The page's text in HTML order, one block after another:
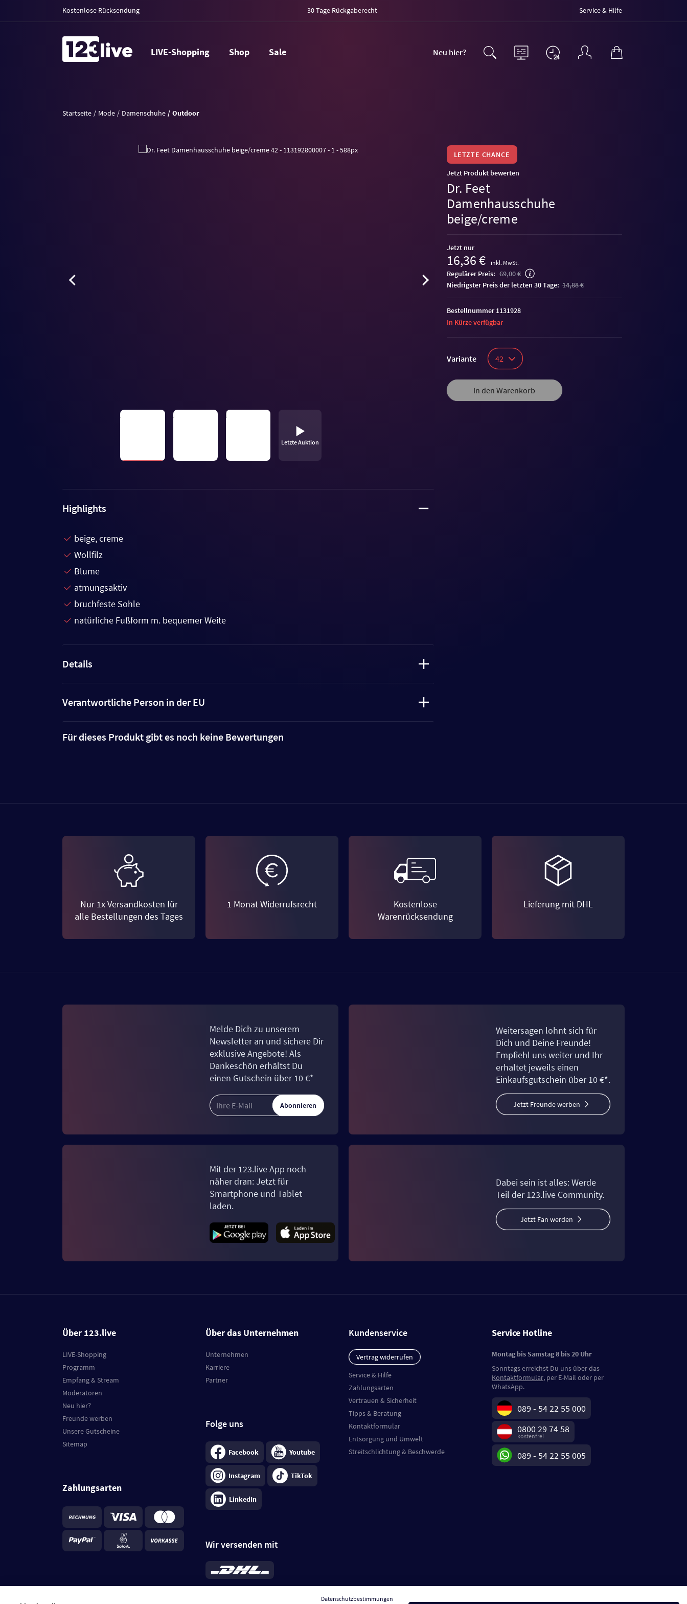
Kostenlose Rücksendung 30 Tage Rückgaberecht Service & Hilfe
LIVE-Shopping Shop Sale Neu hier?
Startseite Mode Damenschuhe Outdoor
Letzte Auktion
LETZTE CHANCE
Jetzt Produkt bewerten
Dr. Feet
Damenhausschuhe
beige/creme
Jetzt nur
16,36 € inkl. MwSt.
Regulärer Preis: 69,00 €
niedrigster Preis der letzten 30 Tage: 14,88 €
Variante 42
In den Warenkorb
Bestellnummer 1131928
In Kürze verfügbar
Highlights
beige, creme
Wollfilz
Blume
atmungsaktiv
bruchfeste Sohle
natürliche Fußform m. bequemer Weite
Details
Verantwortliche Person in der EU
Für dieses Produkt gibt es noch keine Bewertungen
Nur 1x Versandkosten für
alle Bestellungen des Tages
1 Monat Widerrufsrecht
Kostenlose
Warenrücksendung
Lieferung mit DHL
Melde Dich zu unserem
Newsletter an und sichere Dir
exklusive Angebote! Als
Dankeschön erhältst Du
einen Gutschein über 10 €*
Abonnieren
Weitersagen lohnt sich für
Dich und Deine Freunde!
Empfiehl uns weiter und Ihr
erhaltet jeweils einen
Einkaufsgutschein über 10 €*.
Jetzt Freunde werben
Mit der 123.live App noch
näher dran: Jetzt für
Smartphone und Tablet
laden.
Dabei sein ist alles: Werde
Teil der 123.live Community.
Jetzt Fan werden
Über 123.live
LIVE-Shopping
Programm
Empfang & Stream
Moderatoren
Neu hier?
Freunde werben
Unsere Gutscheine
Sitemap
Zahlungsarten
Über das Unternehmen
Unternehmen
Karriere
Partner
Folge uns
Facebook Youtube
Instagram TikTok
LinkedIn
Wir versenden mit
*Standard 6,95 €; bei Kühlware zzgl. 0,99 €
je Bestellung, insgesamt 7,94 €. Lieferzeit3-
Kundenservice
Vertrag widerrufen
Service & Hilfe
Zahlungsarten
Vertrauen & Sicherheit
Tipps & Beratung
Kontaktformular
Entsorgung und Umwelt
Streitschlichtung & Beschwerde
Service Hotline
Montag bis Samstag 8 bis 20 Uhr
Sonntags erreichst Du uns über das
Kontaktformular, per E-Mail oder per
WhatsApp.
089 - 54 22 55 000
0800 29 74 58
kostenfrei
089 - 54 22 55 005
Datenschutzbestimmungen